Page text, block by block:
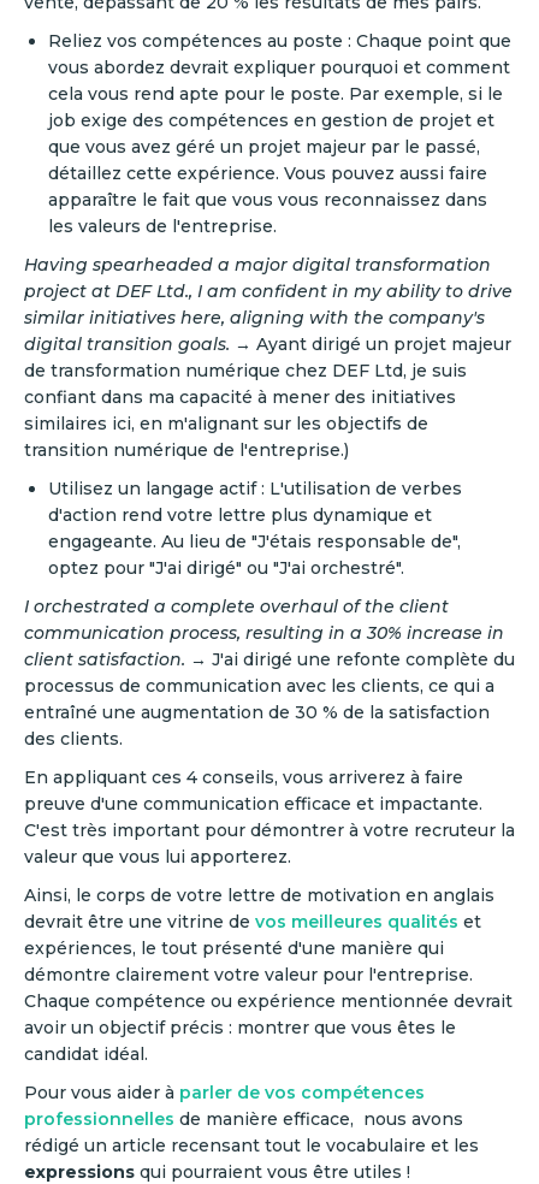
Reliez vos compétences au poste : Chaque point que
vous abordez devrait expliquer pourquoi et comment
cela vous rend apte pour le poste. Par exemple, si le
job exige des compétences en gestion de projet et
que vous avez géré un projet majeur par le passé,
détaillez cette expérience. Vous pouvez aussi faire
apparaître le fait que vous vous reconnaissez dans
les valeurs de l'entreprise.
Having spearheaded a major digital transformation
project at DEF Ltd., I am confident in my ability to drive
similar initiatives here, aligning with the company's
digital transition goals. → Ayant dirigé un projet majeur
de transformation numérique chez DEF Ltd, je suis
confiant dans ma capacité à mener des initiatives
similaires ici, en m'alignant sur les objectifs de
transition numérique de l'entreprise.)
Utilisez un langage actif : L'utilisation de verbes
d'action rend votre lettre plus dynamique et
engageante. Au lieu de "J'étais responsable de",
optez pour "J'ai dirigé" ou "J'ai orchestré".
I orchestrated a complete overhaul of the client
communication process, resulting in a 30% increase in
client satisfaction. → J'ai dirigé une refonte complète du
processus de communication avec les clients, ce qui a
entraîné une augmentation de 30 % de la satisfaction
des clients.
‍En appliquant ces 4 conseils, vous arriverez à faire
preuve d'une communication efficace et impactante.
C'est très important pour démontrer à votre recruteur la
valeur que vous lui apporterez.
Ainsi, le corps de votre lettre de motivation en anglais
devrait être une vitrine de vos meilleures qualités et
expériences, le tout présenté d'une manière qui
démontre clairement votre valeur pour l'entreprise.
Chaque compétence ou expérience mentionnée devrait
avoir un objectif précis : montrer que vous êtes le
candidat idéal.
Pour vous aider à parler de vos compétences
professionnelles de manière efficace, nous avons
rédigé un article recensant tout le vocabulaire et les
expressions qui pourraient vous être utiles !